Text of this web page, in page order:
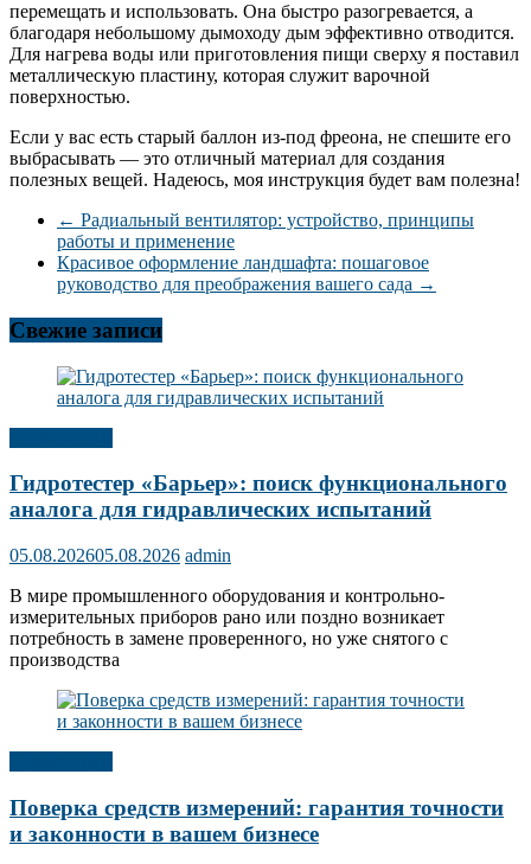
перемещать и использовать. Она быстро разогревается, а
благодаря небольшому дымоходу дым эффективно отводится.
Для нагрева воды или приготовления пищи сверху я поставил
металлическую пластину, которая служит варочной
поверхностью.
Если у вас есть старый баллон из-под фреона, не спешите его
выбрасывать — это отличный материал для создания
полезных вещей. Надеюсь, моя инструкция будет вам полезна!
← Радиальный вентилятор: устройство, принципы
работы и применение
Красивое оформление ландшафта: пошаговое
руководство для преображения вашего сада →
Свежие записи
Гидротестер «Барьер»: поиск функционального
аналога для гидравлических испытаний
05.08.202605.08.2026 admin
В мире промышленного оборудования и контрольно-
измерительных приборов рано или поздно возникает
потребность в замене проверенного, но уже снятого с
производства
Поверка средств измерений: гарантия точности
и законности в вашем бизнесе